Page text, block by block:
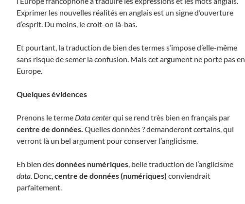
Exprimer les nouvelles réalités en anglais est un signe d’ouverture
d’esprit. Du moins, le croit-on là-bas.
Et pourtant, la traduction de bien des termes s’impose d’elle-même
sans risque de semer la confusion. Mais cet argument ne porte pas en
Europe.
Quelques évidences
Prenons le terme Data centerqui se rend très bien en français par
centre de données. Quelles données ? demanderont certains, qui
verront là un bel argument pour conserver l’anglicisme.
Eh bien desdonnées numériques, belle traduction de l’anglicisme
data. Donc,centre de données (numériques) conviendrait
parfaitement.